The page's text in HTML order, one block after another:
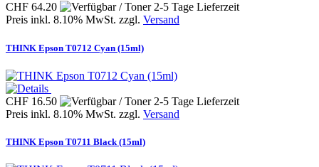
CHF 64.20
Preis inkl. 8.10% MwSt. zzgl. Versand
THINK Epson T0712 Cyan (15ml)
CHF 16.50
Preis inkl. 8.10% MwSt. zzgl. Versand
THINK Epson T0711 Black (15ml)